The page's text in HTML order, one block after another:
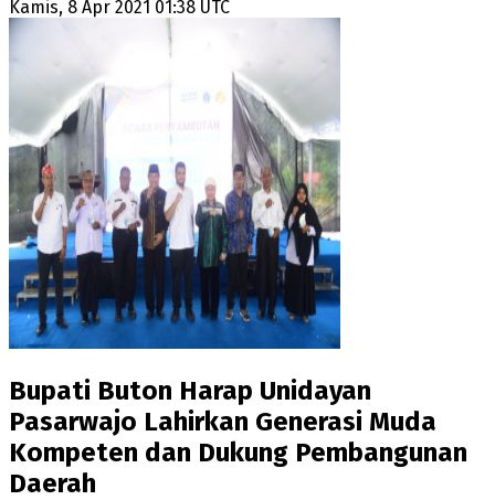
Kamis, 8 Apr 2021 01:38 UTC
Bupati Buton Harap Unidayan
Pasarwajo Lahirkan Generasi Muda
Kompeten dan Dukung Pembangunan
Daerah